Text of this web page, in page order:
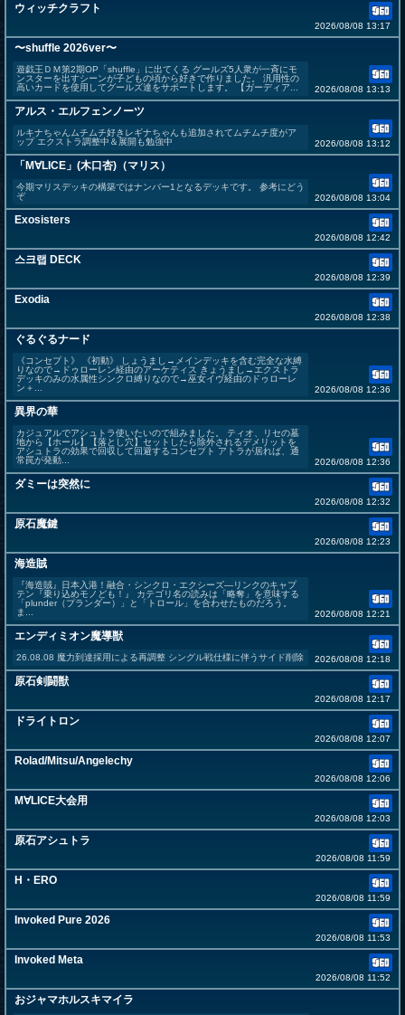
ウィッチクラフト
2026/08/08 13:17
〜shuffle 2026ver〜
遊戯王ＤＭ第2期OP「shuffle」に出てくる グールズ5人衆が一斉にモ
ンスターを出すシーンが子どもの頃から好きで作りました。 汎用性の
高いカードを使用してグールズ達をサポートします。 【ガーディア...
2026/08/08 13:13
アルス・エルフェンノーツ
ルキナちゃんムチムチ好きレギナちゃんも追加されてムチムチ度がア
ップ エクストラ調整中＆展開も勉強中
2026/08/08 13:12
「M∀LICE」(木口杏)（マリス）
今期マリスデッキの構築ではナンバー1となるデッキです。 参考にどう
ぞ
2026/08/08 13:04
Exosisters
2026/08/08 12:42
스크랩 DECK
2026/08/08 12:39
Exodia
2026/08/08 12:38
ぐるぐるナード
《コンセプト》 《初動》 しょうまし→メインデッキを含む完全な水縛
りなので→ドゥローレン経由のアーケティス きょうまし→エクストラ
デッキのみの水属性シンクロ縛りなので→巫女イヴ経由のドゥローレ
ン＋...
2026/08/08 12:36
異界の華
カジュアルでアシュトラ使いたいので組みました。 ティオ、リセの墓
地から【ホール】【落とし穴】セットしたら除外されるデメリットを
アシュトラの効果で回収して回避するコンセプト アトラが居れば、通
常罠が発動...
2026/08/08 12:36
ダミーは突然に
2026/08/08 12:32
原石魔鍵
2026/08/08 12:23
海造賊
『海造賊』日本入港！融合・シンクロ・エクシーズ―リンクのキャプ
テン『乗り込めモノども！』 カテゴリ名の読みは「略奪」を意味する
「plunder（プランダー）」と「トロール」を合わせたものだろう。
ま...
2026/08/08 12:21
エンディミオン魔導獣
26.08.08 魔力到達採用による再調整 シングル戦仕様に伴うサイド削除 2026/08/08 12:18
原石剣闘獣
2026/08/08 12:17
ドライトロン
2026/08/08 12:07
Rolad/Mitsu/Angelechy
2026/08/08 12:06
M∀LICE大会用
2026/08/08 12:03
原石アシュトラ
2026/08/08 11:59
H・ERO
2026/08/08 11:59
Invoked Pure 2026
2026/08/08 11:53
Invoked Meta
2026/08/08 11:52
おジャマホルスキマイラ